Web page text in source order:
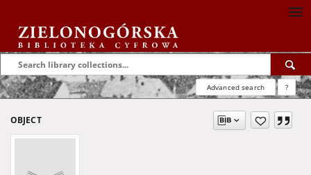
Advanced search ?
OBJECT